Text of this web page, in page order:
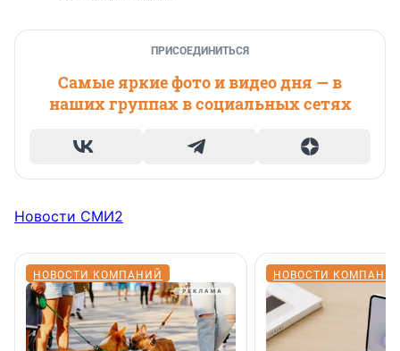
ПРИСОЕДИНИТЬСЯ
Самые яркие фото и видео дня — в
наших группах в социальных сетях
Новости СМИ2
НОВОСТИ КОМПАНИЙ НОВОСТИ